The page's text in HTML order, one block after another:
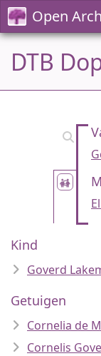
Open
DTB
Kind
Goverd
Getuigen
Cornelia de
Cornelis